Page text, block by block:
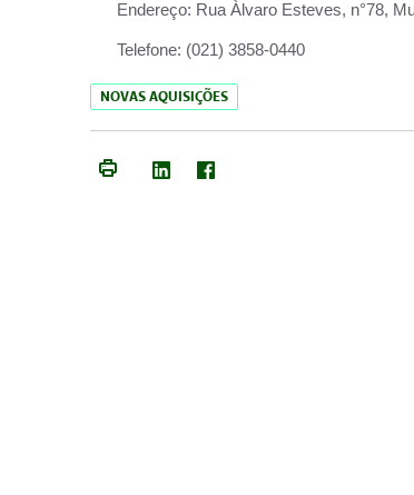
Endereço: Rua Àlvaro Esteves, n°78,
Telefone: (021) 3858-0440
NOVAS AQUISIÇÕES